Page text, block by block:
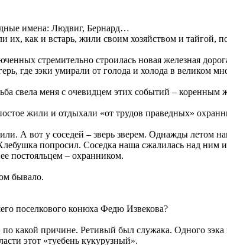
имена: Людвиг, Бернард…
как и встарь, жили своим хозяйством и тайгой,
стремительно строилась новая железная
где зэки умирали от голода и холода в великом
свела меня с очевидцем этих событий – коренным
жили и отдыхали «от трудов праведных»
А вот у соседей – зверь зверем. Однажды летом
попросил. Соседка наша сжалилась над ним
постояльцем – охранником.
бывало.
поселкового конюха Федю Извекова?
какой причине. Ретивый был служака. Одного зэка
этот «туебень кукурузный».